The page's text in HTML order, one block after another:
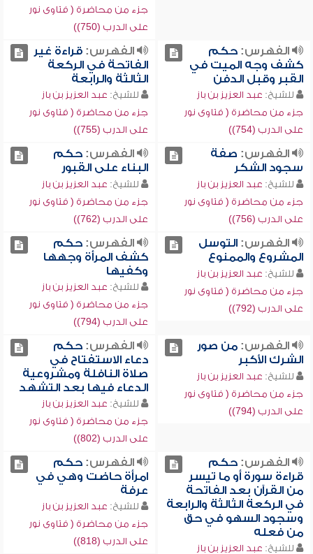
جزء من محاضرة ( فتاوى نور
على الدرب (750))
الفهرس:حكم
كشف وجه الميت في
القبر وقبل الدفن
للشيخ: عبد العزيز بن باز
جزء من محاضرة ( فتاوى نور
على الدرب (754))
الفهرس:قراءة غير
الفاتحة في الركعة
الثالثة والرابعة
للشيخ: عبد العزيز بن باز
جزء من محاضرة ( فتاوى نور
على الدرب (755))
الفهرس: صفة
سجود الشكر
للشيخ: عبد العزيز بن باز
جزء من محاضرة ( فتاوى نور
على الدرب (756))
الفهرس:حكم
البناء على القبور
للشيخ: عبد العزيز بن باز
جزء من محاضرة ( فتاوى نور
على الدرب (762))
الفهرس:التوسل
المشروع والممنوع
للشيخ: عبد العزيز بن باز
جزء من محاضرة ( فتاوى نور
على الدرب (792))
الفهرس:حكم
كشف المرأة وجهها
وكفيها
للشيخ: عبد العزيز بن باز
جزء من محاضرة ( فتاوى نور
على الدرب (794))
الفهرس:من صور
الشرك الأكبر
للشيخ: عبد العزيز بن باز
جزء من محاضرة ( فتاوى نور
على الدرب (794))
الفهرس:حكم
دعاء الاستفتاح في
صلاة النافلة ومشروعية
الدعاء فيها بعد التشهد
للشيخ: عبد العزيز بن باز
جزء من محاضرة ( فتاوى نور
على الدرب (802))
الفهرس:حكم
قراءة سورة أو ما تيسر
من القرآن بعد الفاتحة
في الركعة الثالثة والرابعة
وسجود السهو في حق
من فعله
للشيخ: عبد العزيز بن باز
الفهرس:حكم
امرأة حاضت وهي في
عرفة
للشيخ: عبد العزيز بن باز
جزء من محاضرة ( فتاوى نور
على الدرب (818))